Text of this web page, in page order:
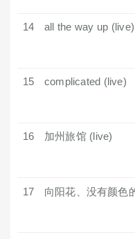
14 all the way up (live)
15 complicated (live)
16 加州旅馆 (live)
17